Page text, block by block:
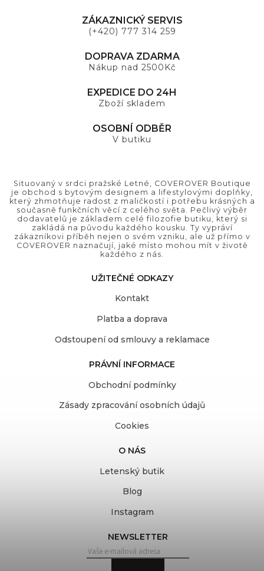
ZÁKAZNICKÝ SERVIS
(+420) 777 314 259
DOPRAVA ZDARMA
Nákup nad 2500Kč
EXPEDICE DO 24H
Zboží skladem
OSOBNÍ ODBĚR
V butiku
Situovaný v srdci pražské Letné, COVEROVER Boutique
je obchod s bytovým designem a lifestylovými doplňky,
který zhmotňuje radost z maličkostí i potřebu krásných a
současně funkčních věcí z celého světa. Pečlivý výběr
dodavatelů je základem celé filozofie butiku, který si
zakládá na původu každého kousku. Ty vypráví
zákazníkovi příběh nejen o svém vzniku, ale už přímo v
COVEROVER naznačují, jaké místo mohou mít v životě
každého z nás.
UŽITEČNÉ ODKAZY
Kontakt
Platba a doprava
Odstoupení od smlouvy a reklamace
PRÁVNÍ INFORMACE
Obchodní podmínky
Zásady zpracování osobních údajů
Cookies
O NÁS
Letenský butik
Blog
Instagram
NEWSLETTER